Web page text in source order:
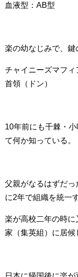
血液型：AB型
楽の幼なじみで、
チャイニーズマフ
首領（ドン）
10年前にも千棘・
て何か知っている。
父親がなるはずだ
に2年で組織を統一
楽が高校二年の時
家（集英組）に居候